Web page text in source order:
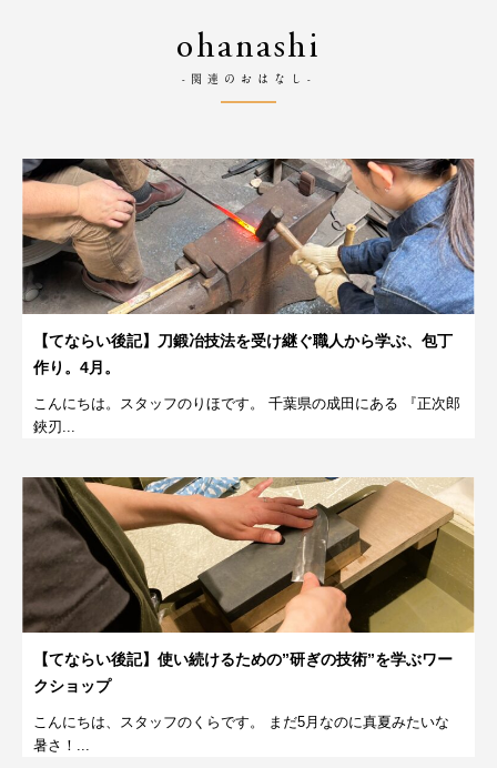
ohanashi
-関連のおはなし-
【てならい後記】刀鍛冶技法を受け継ぐ職人から学ぶ、包丁
作り。4月。
こんにちは。スタッフのりほです。 千葉県の成田にある 『正次郎
鋏刃...
【てならい後記】使い続けるための”研ぎの技術”を学ぶワー
クショップ
こんにちは、スタッフのくらです。 まだ5月なのに真夏みたいな
暑さ！...